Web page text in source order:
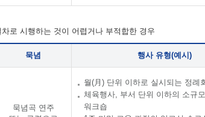
로 시행하는 것이 어렵거나 부적합한 경우
묵념 행사 유형(예시)
묵념곡 연주
월(月) 단위 이하로 실시되는 정례
체육행사, 부서 단위 이하의 소규모
워크숍